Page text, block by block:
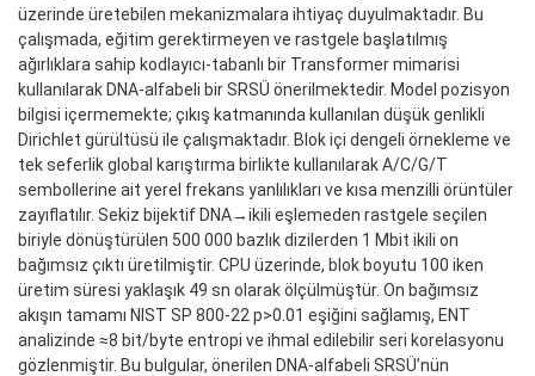
üzerinde üretebilen mekanizmalara ihtiyaç duyulmaktadır. Bu
çalışmada, eğitim gerektirmeyen ve rastgele başlatılmış
ağırlıklara sahip kodlayıcı-tabanlı bir Transformer mimarisi
kullanılarak DNA-alfabeli bir SRSÜ önerilmektedir. Model pozisyon
bilgisi içermemekte; çıkış katmanında kullanılan düşük genlikli
Dirichlet gürültüsü ile çalışmaktadır. Blok içi dengeli örnekleme ve
tek seferlik global karıştırma birlikte kullanılarak A/C/G/T
sembollerine ait yerel frekans yanlılıkları ve kısa menzilli örüntüler
zayıflatılır. Sekiz bijektif DNA→ikili eşlemeden rastgele seçilen
biriyle dönüştürülen 500 000 bazlık dizilerden 1 Mbit ikili on
bağımsız çıktı üretilmiştir. CPU üzerinde, blok boyutu 100 iken
üretim süresi yaklaşık 49 sn olarak ölçülmüştür. On bağımsız
akışın tamamı NIST SP 800-22 p>0.01 eşiğini sağlamış, ENT
analizinde ≈8 bit/byte entropi ve ihmal edilebilir seri korelasyonu
gözlenmiştir. Bu bulgular, önerilen DNA-alfabeli SRSÜ’nün